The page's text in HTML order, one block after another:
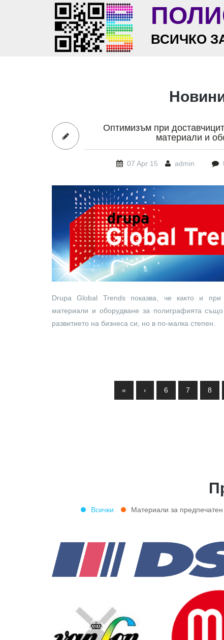
Skip to main content
ВСИЧКО
Оптимизъм при
материали и
07 Apr 15 admin
Drupa Global Trends показва, че както и при
материали и оборудване за полиграфията
развитието на бизнеса си, но в по-малка степен.
« ‹ 6 7 8
Всички Материали за